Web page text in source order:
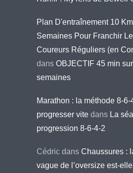
Plan D'entraînement 10
Semaines Pour Franchir
Coureurs Réguliers (en
dans OBJECTIF 45 min
semaines
Marathon : la méthode 8-6-
progresser vite dans La
progression 8-6-4-2
Cédric dans Chaussures :
vague de l’oversize est-